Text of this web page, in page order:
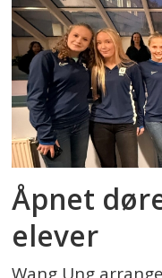
Åpnet
elever